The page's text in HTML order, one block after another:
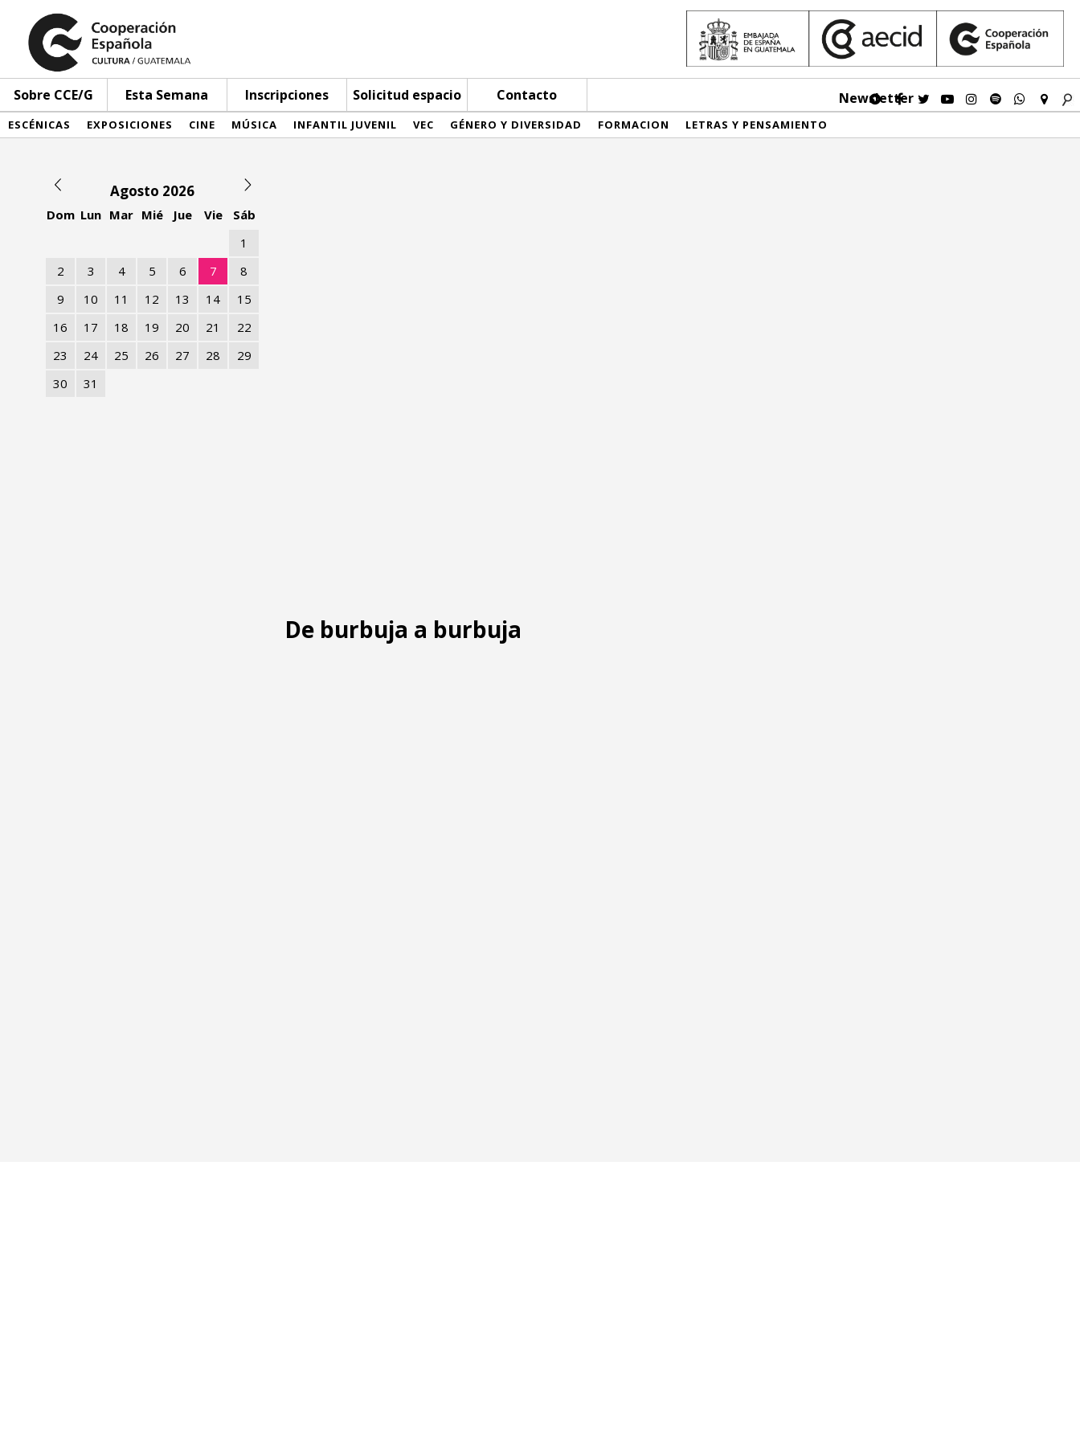
Sobre CCE/G Esta Semana Inscripciones Solicitud espacio Contacto Newsletter
ESCÉNICAS EXPOSICIONES CINE MÚSICA INFANTIL JUVENIL VEC GÉNERO Y DIVERSIDAD FORMACION LETRAS Y PENSAMIENTO
Agosto 2026
Dom Lun Mar Mié Jue Vie
Sáb
1
2
3 4 5 6 7
8
9
10 11 12 13 14
15
16
17 18 19 20 21
22
23
24 25 26 27 28
29
30
31
De burbuja a burbuja